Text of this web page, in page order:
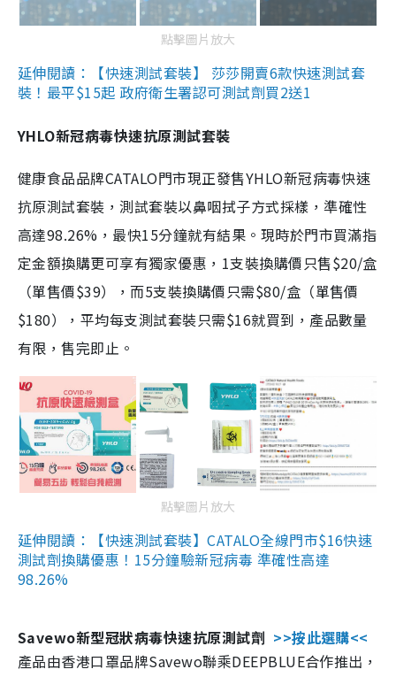
點擊圖片放大
延伸閱讀：【快速測試套裝】 莎莎開賣6款快速測試套
裝！最平$15起 政府衛生署認可測試劑買2送1
YHLO新冠病毒快速抗原測試套裝
健康食品品牌CATALO門市現正發售YHLO新冠病毒快速
抗原測試套裝，測試套裝以鼻咽拭子方式採樣，準確性
高達98.26%，最快15分鐘就有結果。現時於門市買滿指
定金額換購更可享有獨家優惠，1支裝換購價只售$20/盒
（單售價$39），而5支裝換購價只需$80/盒（單售價
$180），平均每支測試套裝只需$16就買到，產品數量
有限，售完即止。
點擊圖片放大
延伸閱讀：【快速測試套裝】CATALO全線門市$16快速
測試劑換購優惠！15分鐘驗新冠病毒 準確性高達
98.26%
Savewo新型冠狀病毒快速抗原測試劑 >>按此選購<<
產品由香港口罩品牌Savewo聯乘DEEPBLUE合作推出，